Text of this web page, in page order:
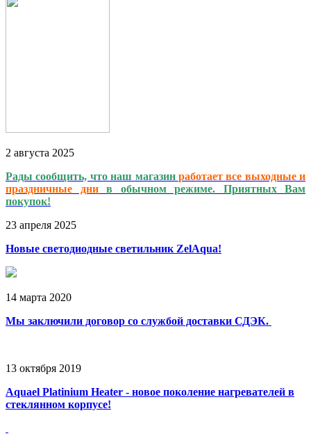
2 августа 2025
Рады сообщить, что наш магазин работает все выходные и
праздничные днив обычном режиме. Приятных Вам
покупок!
23 апреля 2025
Новые светодиодные светильник ZelAqua!
14 марта 2020
Мы заключили договор со службой доставки СДЭК.
13 октября 2019
Aquael Platinium Heater - новое поколение нагревателей в
стеклянном корпусе!